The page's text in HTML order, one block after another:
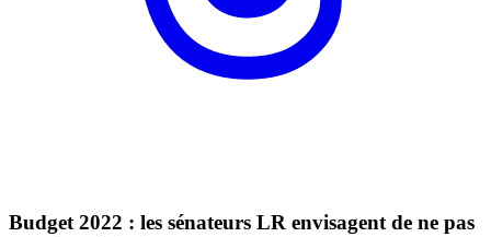
Budget 2022 : les sénateurs LR envisagent de ne pas